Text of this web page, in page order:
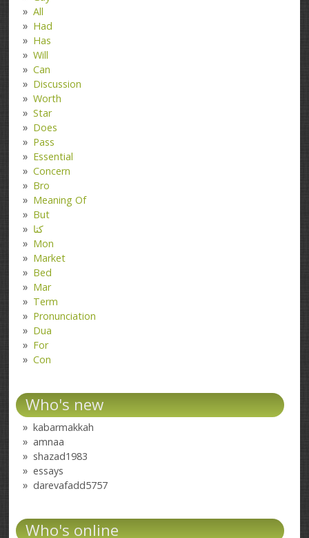
All
Had
Has
Will
Can
Discussion
Worth
Star
Does
Pass
Essential
Concern
Bro
Meaning Of
But
کتا
Mon
Market
Bed
Mar
Term
Pronunciation
Dua
For
Con
Who's new
kabarmakkah
amnaa
shazad1983
essays
darevafadd5757
Who's online